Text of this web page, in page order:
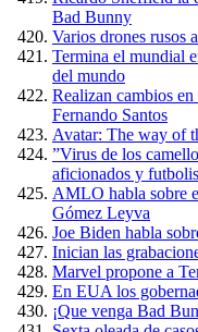
Bad Bunny
Varios drones rusos
Termina el mundial
del mundo
Realizan cambios
Fernando Santos
Avatar: The way of
”Virus de los
aficionados y
AMLO habla sobre
Gómez Leyva
Joe Biden habla
Inician las
Marvel propone a
En EUA los
¡Que venga Bad